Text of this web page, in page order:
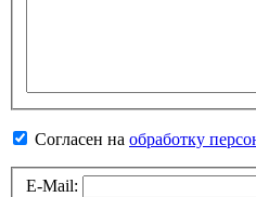
Согласен на обработку
E-Mail: